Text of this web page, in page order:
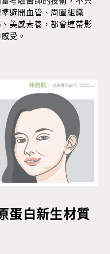
避開血管、周圍組織
美感素養，都會連帶影
受。
蛋白新生材質